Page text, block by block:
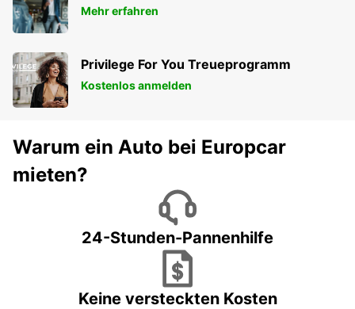
Mehr erfahren
Privilege For You Treueprogramm
Kostenlos anmelden
Warum ein Auto bei Europcar
mieten?
24-Stunden-Pannenhilfe
Keine versteckten Kosten